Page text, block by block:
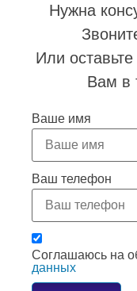
Нужна
Или
Вам в
Ваше имя
Ваш телефон
Соглашаюсь на
данных